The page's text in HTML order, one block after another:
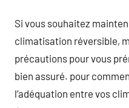
Si vous souhaitez
climatisation réversible,
précautions pour vous
bien assuré. pour
l’adéquation entre vos